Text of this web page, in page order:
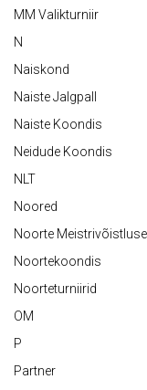
MM Valikturniir
N
Naiskond
Naiste Jalgpall
Naiste Koondis
Neidude Koondis
NLT
Noored
Noorte
Noortekoondis
Noorteturniirid
OM
P
Partner